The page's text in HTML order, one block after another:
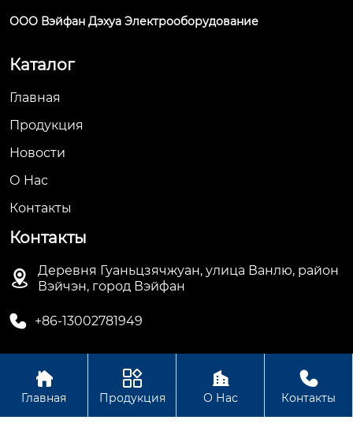
ООО Вэйфан Дэхуа Электрооборудование
Каталог
Главная
Продукция
Новости
О Hас
Контакты
Контакты

Деревня Гуаньцзячжуан, улица Ванлю, район
Вэйчэн, город Вэйфан
 +86-13002781949
Авторское право© ООО Вэйфан Дэхуа
Электрооборудование

Главная

Продукция

О Нас

Контакты